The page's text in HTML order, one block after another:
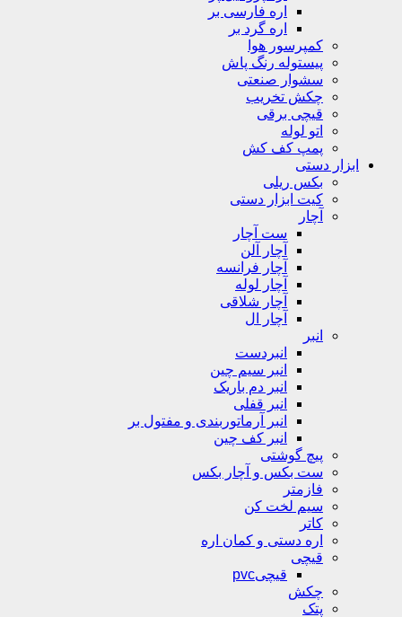
اره فارسی بر
اره گرد بر
کمپرسور هوا
پیستوله رنگ پاش
سشوار صنعتی
چکش تخریب
قیچی برقی
اتو لوله
پمپ کف کش
ابزار دستی
بکس ریلی
کیت ابزار دستی
آچار
ست آچار
آچار آلن
آچار فرانسه
آچار لوله
آچار شلاقی
آچار ال
انبر
انبردست
انبر سیم چین
انبر دم باریک
انبر قفلی
انبر آرماتوربندی و مفتول بر
انبر کف چین
پیچ گوشتی
ست بکس و آچار بکس
فازمتر
سیم لخت کن
کاتر
اره دستی و کمان اره
قیچی
قیچیpvc
چکش
پتک